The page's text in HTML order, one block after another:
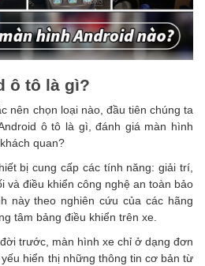
ô tô là gì?
nên chọn loại nào, đầu tiên chúng ta
ô tô là gì, đánh giá màn hình
quan?
bị cung cấp các tính năng: giải trí,
và điều khiển công nghệ an toàn bảo
này theo nghiên cứu của các hãng
tâm bảng điều khiển trên xe.
trước, màn hình xe chỉ ở dạng đơn
hiển thị những thông tin cơ bản từ